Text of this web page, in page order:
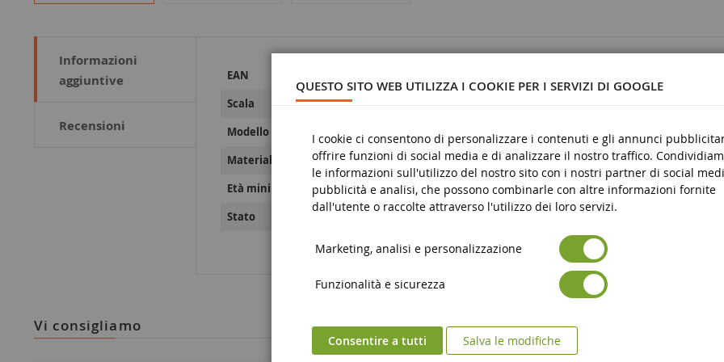
Informazioni
aggiuntive
Recensioni
Informazioni
EAN
Scala 1/32
Modello
Materiale Metallo e plastica
Età minima 14 anni e oltre
Stato Nove
vi consigliamo
QUESTO SITO WEB UTILIZZA I COOKIE PER I SERVIZI DI GOOGLE
I cookie ci consentono di personalizzare i contenuti e gli annunci
offrire funzioni di social media e di analizzare il nostro traffico.
le informazioni sull'utilizzo del nostro sito con i nostri partner di social
pubblicità e analisi, che possono combinarle con altre informazioni fornite
dall'utente o raccolte attraverso l'utilizzo dei loro servizi.
Marketing, analisi e personalizzazione
Funzionalità e sicurezza
Consentire a tutti Salva le modifiche